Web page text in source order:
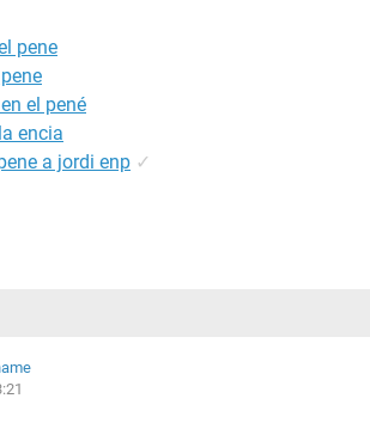
pene
el pené
encia
a jordi enp ✓